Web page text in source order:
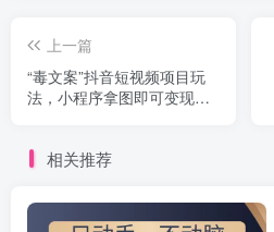
上一篇
“毒文案”抖音短视频项目玩
法，小程序拿图即可变现，
相关推荐